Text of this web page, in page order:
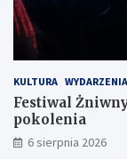
u
ż
r
ó
t
c
e
ń
w
o
KULTURA WYDARZENIA
Festiwal
pokolenia
6 sierpnia 2026